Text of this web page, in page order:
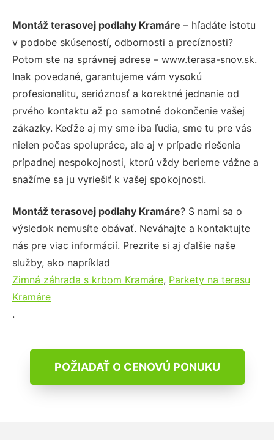
Montáž terasovej podlahy Kramáre – hľadáte istotu
v podobe skúseností, odbornosti a precíznosti?
Potom ste na správnej adrese – www.terasa-snov.sk.
Inak povedané, garantujeme vám vysokú
profesionalitu, serióznosť a korektné jednanie od
prvého kontaktu až po samotné dokončenie vašej
zákazky. Keďže aj my sme iba ľudia, sme tu pre vás
nielen počas spolupráce, ale aj v prípade riešenia
prípadnej nespokojnosti, ktorú vždy berieme vážne a
snažíme sa ju vyriešiť k vašej spokojnosti.
Montáž terasovej podlahy Kramáre? S nami sa o
výsledok nemusíte obávať. Neváhajte a kontaktujte
nás pre viac informácií. Prezrite si aj ďalšie naše
služby, ako napríklad
Zimná záhrada s krbom Kramáre, Parkety na terasu
Kramáre
.
POŽIADAŤ O CENOVÚ PONUKU